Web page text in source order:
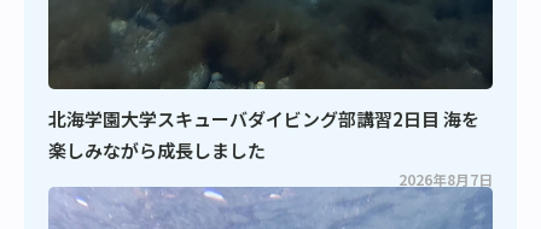
北海学園大学スキューバダイビング部講習2日目 海を
楽しみながら成長しました
2026年8月7日